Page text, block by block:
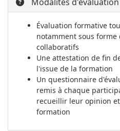
Évaluation formative
notamment sous
collaboratifs
Une attestation de fin
l'issue de la formation
Un questionnaire
remis à chaque
recueillir leur opinion
formation